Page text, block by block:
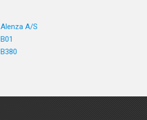
Alenza A/S
B01
B380